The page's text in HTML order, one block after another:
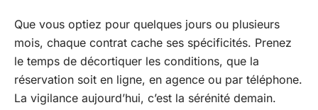
Que vous optiez pour quelques jours ou plusieurs
mois, chaque contrat cache ses spécificités. Prenez
le temps de décortiquer les conditions, que la
réservation soit en ligne, en agence ou par téléphone.
La vigilance aujourd’hui, c’est la sérénité demain.